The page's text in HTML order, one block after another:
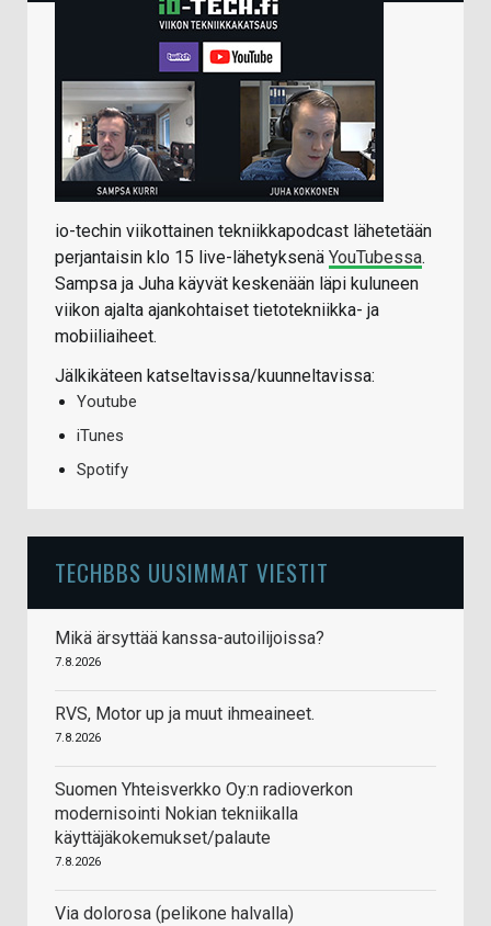
io-techin viikottainen tekniikkapodcast lähetetään
perjantaisin klo 15 live-lähetyksenä YouTubessa.
Sampsa ja Juha käyvät keskenään läpi kuluneen
viikon ajalta ajankohtaiset tietotekniikka- ja
mobiiliaiheet.
Jälkikäteen katseltavissa/kuunneltavissa:
Youtube
iTunes
Spotify
TECHBBS UUSIMMAT VIESTIT
Mikä ärsyttää kanssa-autoilijoissa?
7.8.2026
RVS, Motor up ja muut ihmeaineet.
7.8.2026
Suomen Yhteisverkko Oy:n radioverkon
modernisointi Nokian tekniikalla
käyttäjäkokemukset/palaute
7.8.2026
Via dolorosa (pelikone halvalla)